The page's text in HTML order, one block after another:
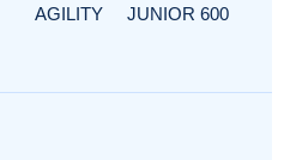
AGILITY
JUNIOR 600